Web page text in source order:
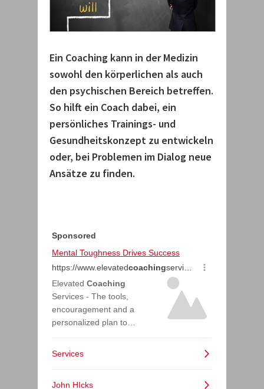
Ein Coaching kann in der Medizin
sowohl den körperlichen als auch
den psychischen Bereich betreffen.
So hilft ein Coach dabei, ein
persönliches Trainings- und
Gesundheitskonzept zu entwickeln
oder, bei Problemen im Dialog neue
Ansätze zu finden.